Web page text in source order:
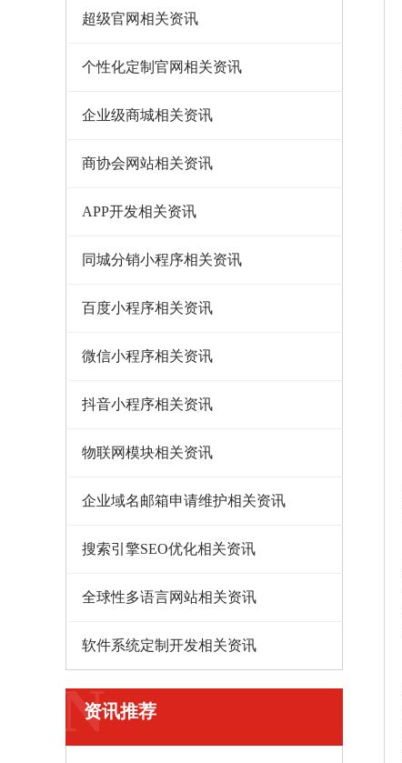
超级官网相关资讯
个性化定制官网相关资讯
企业级商城相关资讯
商协会网站相关资讯
APP开发相关资讯
同城分销小程序相关资讯
百度小程序相关资讯
微信小程序相关资讯
抖音小程序相关资讯
物联网模块相关资讯
企业域名邮箱申请维护相关资讯
搜索引擎SEO优化相关资讯
全球性多语言网站相关资讯
软件系统定制开发相关资讯
资讯推荐
N